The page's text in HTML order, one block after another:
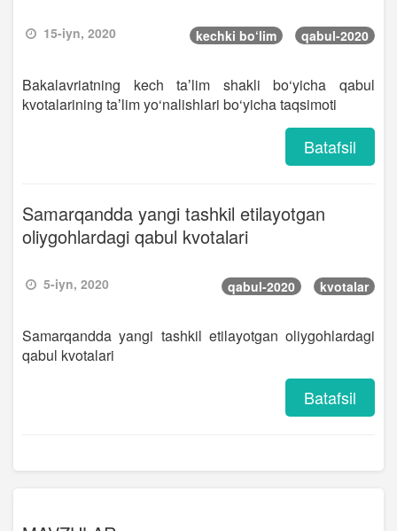
15-iyn, 2020 kechki bo‘lim qabul-2020
Bakalavriatning kech taʼlim shakli bo‘yicha qabul
kvotalarining taʼlim yo‘nalishlari bo‘yicha taqsimoti
Batafsil
Samarqandda yangi tashkil etilayotgan
oliygohlardagi qabul kvotalari
5-iyn, 2020 qabul-2020 kvotalar
Samarqandda yangi tashkil etilayotgan oliygohlardagi
qabul kvotalari
Batafsil